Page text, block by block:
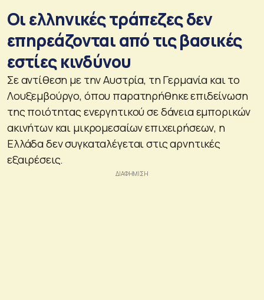
Οι ελληνικές τράπεζες δεν
επηρεάζονται από τις βασικές
εστίες κινδύνου
Σε αντίθεση με την Αυστρία, τη Γερμανία και το
Λουξεμβούργο, όπου παρατηρήθηκε επιδείνωση
της ποιότητας ενεργητικού σε δάνεια εμπορικών
ακινήτων και μικρομεσαίων επιχειρήσεων, η
Ελλάδα δεν συγκαταλέγεται στις αρνητικές
εξαιρέσεις.